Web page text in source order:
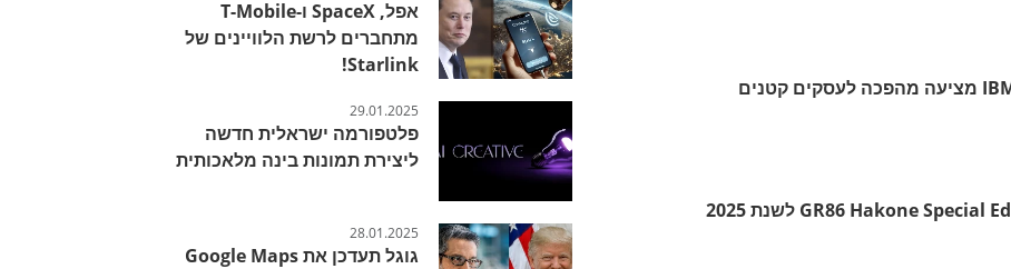
IBM LinuxONE 4 Express מציעה מהפכה לעסקים קטנים
אפל, SpaceX ו-T-Mobile
מתחברים לרשת הלוויינים של
Starlink!
29.01.2025
פלטפורמה ישראלית חדשה
ליצירת תמונות בינה מלאכותית
28.01.2025
גוגל תעדכן את Google Maps